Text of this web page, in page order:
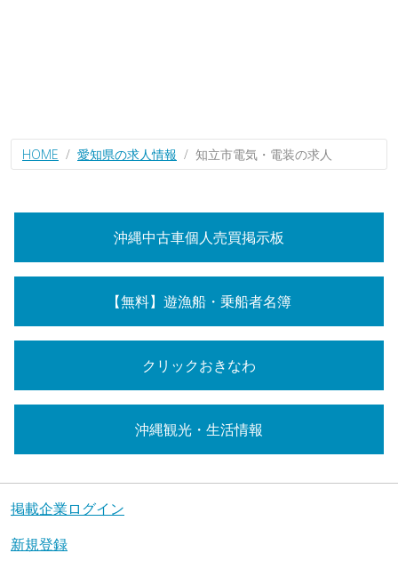
HOME 愛知県の求人情報 知立市電気・電装の求人
沖縄中古車個人売買掲示板
【無料】遊漁船・乗船者名簿
クリックおきなわ
沖縄観光・生活情報
掲載企業ログイン
新規登録